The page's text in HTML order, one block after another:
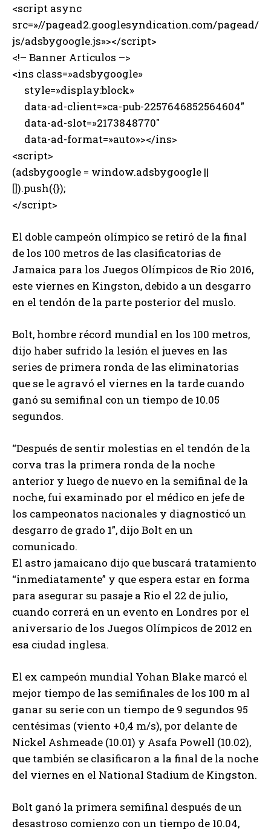
<script async
src=»//pagead2.googlesyndication.com/pagead/
js/adsbygoogle.js»></script>
<!– Banner Articulos –>
<ins class=»adsbygoogle»
style=»display:block»
data-ad-client=»ca-pub-2257646852564604″
data-ad-slot=»2173848770″
data-ad-format=»auto»></ins>
<script>
(adsbygoogle = window.adsbygoogle ||
[]).push({});
</script>
El doble campeón olímpico se retiró de la final
de los 100 metros de las clasificatorias de
Jamaica para los Juegos Olímpicos de Rio 2016,
este viernes en Kingston, debido a un desgarro
en el tendón de la parte posterior del muslo.
Bolt, hombre récord mundial en los 100 metros,
dijo haber sufrido la lesión el jueves en las
series de primera ronda de las eliminatorias
que se le agravó el viernes en la tarde cuando
ganó su semifinal con un tiempo de 10.05
segundos.
“Después de sentir molestias en el tendón de la
corva tras la primera ronda de la noche
anterior y luego de nuevo en la semifinal de la
noche, fui examinado por el médico en jefe de
los campeonatos nacionales y diagnosticó un
desgarro de grado 1”, dijo Bolt en un
comunicado.
El astro jamaicano dijo que buscará tratamiento
“inmediatamente” y que espera estar en forma
para asegurar su pasaje a Rio el 22 de julio,
cuando correrá en un evento en Londres por el
aniversario de los Juegos Olímpicos de 2012 en
esa ciudad inglesa.
El ex campeón mundial Yohan Blake marcó el
mejor tiempo de las semifinales de los 100 m al
ganar su serie con un tiempo de 9 segundos 95
centésimas (viento +0,4 m/s), por delante de
Nickel Ashmeade (10.01) y Asafa Powell (10.02),
que también se clasificaron a la final de la noche
del viernes en el National Stadium de Kingston.
Bolt ganó la primera semifinal después de un
desastroso comienzo con un tiempo de 10.04,